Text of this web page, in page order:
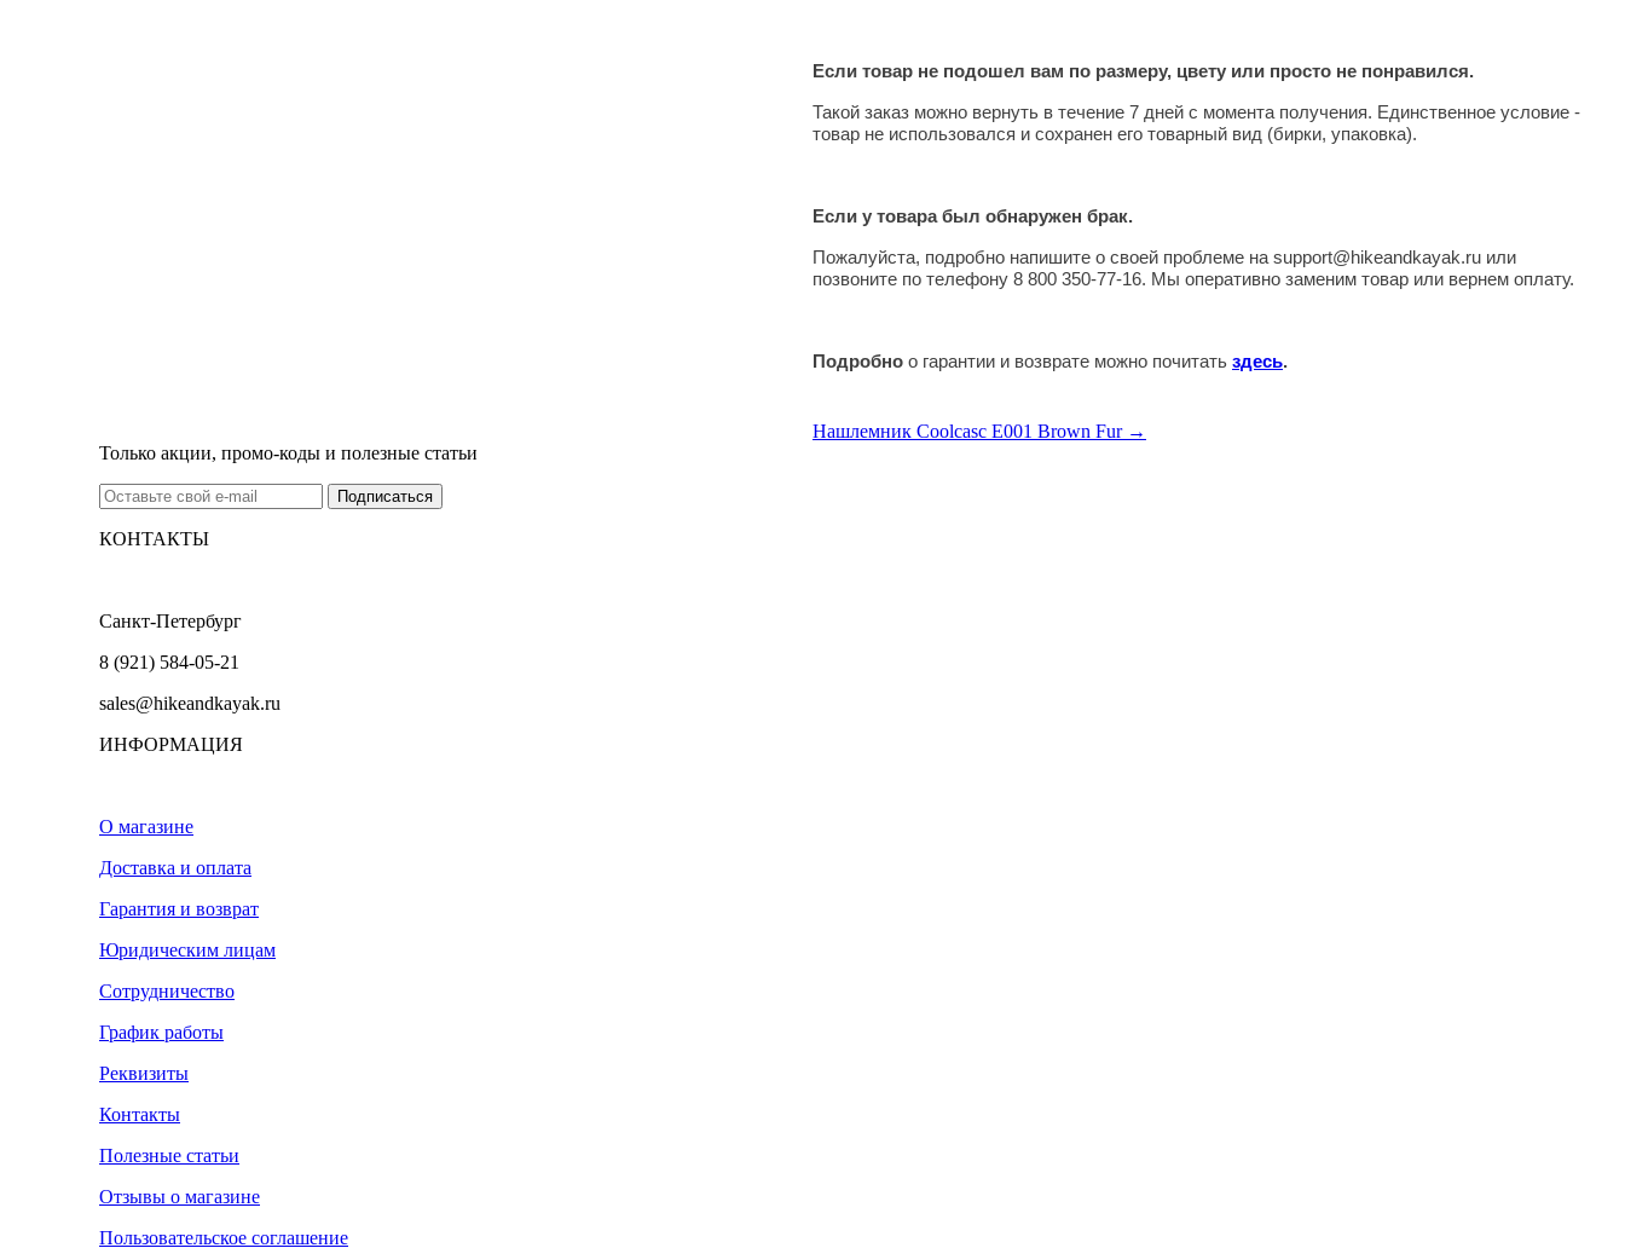
Если товар не подошел вам по размеру, цвету или просто не понравился.
Такой заказ можно вернуть в течение 7 дней с момента получения. Единственное условие -
товар не использовался и сохранен его товарный вид (бирки, упаковка).
Если у товара был обнаружен брак.
Пожалуйста, подробно напишите о своей проблеме на support@hikeandkayak.ru или
позвоните по телефону 8 800 350-77-16. Мы оперативно заменим товар или вернем оплату.
Подробно о гарантии и возврате можно почитать здесь.
Нашлемник Coolcasc E001 Brown Fur →
Только акции, промо-коды и полезные статьи
КОНТАКТЫ
Санкт-Петербург
8 (921) 584-05-21
sales@hikeandkayak.ru
ИНФОРМАЦИЯ
О магазине
Доставка и оплата
Гарантия и возврат
Юридическим лицам
Сотрудничество
График работы
Реквизиты
Контакты
Полезные статьи
Отзывы о магазине
Пользовательское соглашение